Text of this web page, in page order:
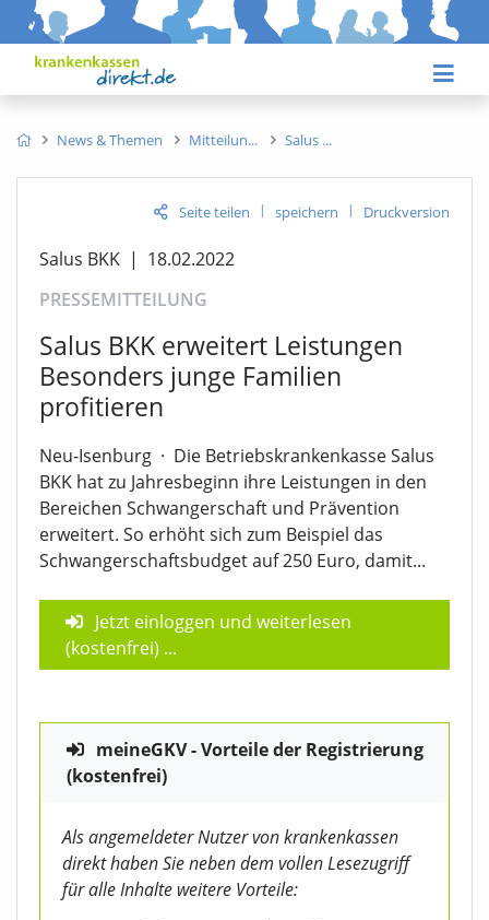
News & Themen Mitteilun Salus
Seite teilen | speichern | Druckversion
Salus BKK | 18.02.2022
PRESSEMITTEILUNG
Salus BKK erweitert Leistungen
Besonders junge Familien
profitieren
Neu-Isenburg · Die Betriebskrankenkasse Salus
BKK hat zu Jahresbeginn ihre Leistungen in den
Bereichen Schwangerschaft und Prävention
erweitert. So erhöht sich zum Beispiel das
Schwangerschaftsbudget auf 250 Euro, damit...
Jetzt einloggen und weiterlesen
(kostenfrei) ...
meineGKV - Vorteile der Registrierung
(kostenfrei)
Als angemeldeter Nutzer von krankenkassen
direkt haben Sie neben dem vollen Lesezugriff
für alle Inhalte weitere Vorteile: